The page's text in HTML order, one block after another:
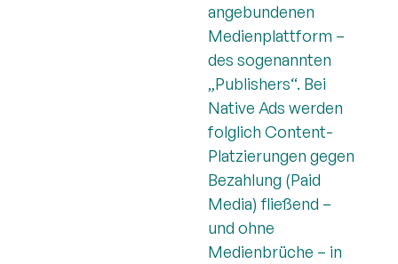
angebundenen
Medienplattform –
des sogenannten
„Publishers“. Bei
Native Ads werden
folglich Content-
Platzierungen gegen
Bezahlung (Paid
Media) fließend –
und ohne
Medienbrüche – in